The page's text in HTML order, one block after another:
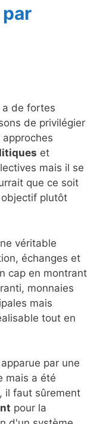
a de fortes
de privilégier
approches
et
mais il se
que ce soit
objectif plutôt
véritable
échanges et
cap en montrant
monnaies
mais
tout en
par une
mais a été
il faut sûrement
pour la